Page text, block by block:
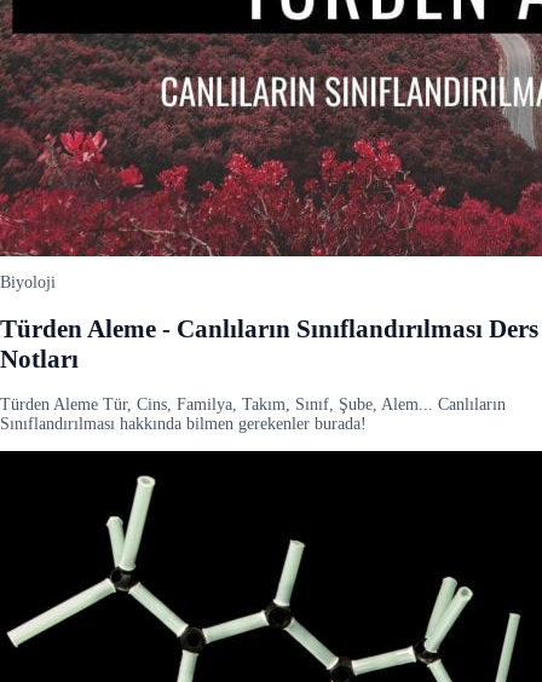
Biyoloji
Türden Aleme - Canlıların Sınıflandırılması Ders
Notları
Türden Aleme Tür, Cins, Familya, Takım, Sınıf, Şube, Alem... Canlıların
Sınıflandırılması hakkında bilmen gerekenler burada!